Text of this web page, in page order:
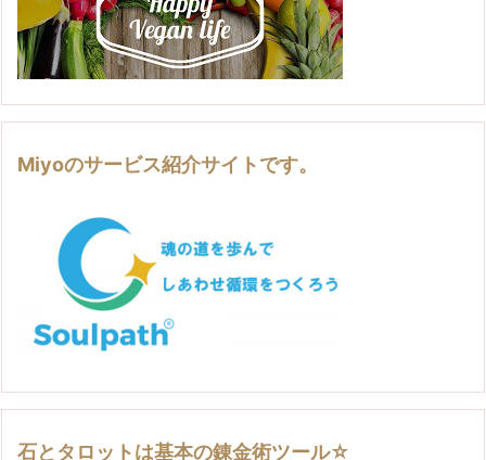
Miyoのサービス紹介サイトです。
石とタロットは基本の錬金術ツール☆